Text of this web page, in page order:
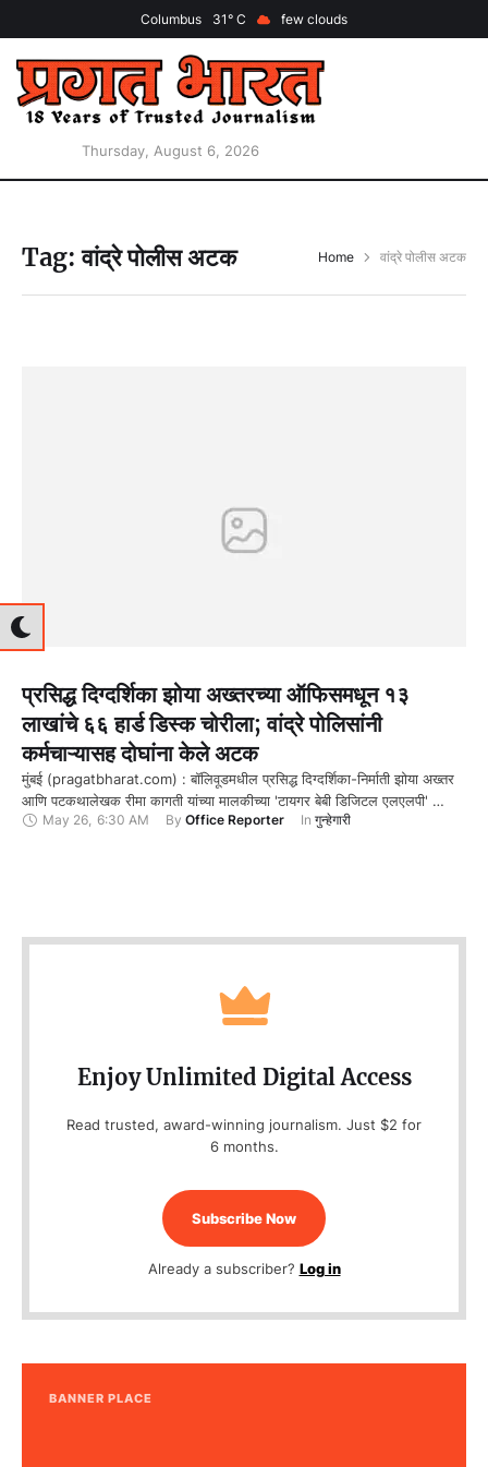
Columbus 31 few clouds
Thursday, August 6, 2026
Tag:वांद्रे पोलीस अटक Home वांद्रे पोलीस अटक
प्रसिद्ध दिग्दर्शिका झोया अख्तरच्या ऑफिसमधून १३
लाखांचे ६६ हार्ड डिस्क चोरीला; वांद्रे पोलिसांनी
कर्मचाऱ्यासह दोघांना केले अटक
मुंबई (pragatbharat.com) : बॉलिवूडमधील प्रसिद्ध दिग्दर्शिका-निर्माती झोया अख्तर
आणि पटकथालेखक रीमा कागती यांच्या मालकीच्या 'टायगर बेबी डिजिटल एलएलपी' …
May 26, 6:30 AM By Office Reporter In गुन्हेगारी
Enjoy Unlimited Digital Access
Read trusted, award-winning journalism. Just $2 for
6 months.
Subscribe Now
Already a subscriber? Log in
BANNER PLACE